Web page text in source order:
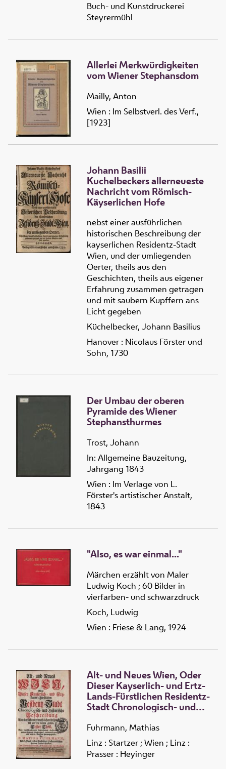
Buch- und Kunstdruckerei
Steyrermühl
Allerlei Merkwürdigkeiten
vom Wiener Stephansdom
Mailly, Anton
Wien : Im Selbstverl. des Verf.,
[1923]
Johann Basilii
Kuchelbeckers allerneueste
Nachricht vom Römisch-
Käyserlichen Hofe
nebst einer ausführlichen
historischen Beschreibung der
kayserlichen Residentz-Stadt
Wien, und der umliegenden
Oerter, theils aus den
Geschichten, theils aus eigener
Erfahrung zusammen getragen
und mit saubern Kupffern ans
Licht gegeben
Küchelbecker, Johann Basilius
Hanover : Nicolaus Förster und
Sohn, 1730
Der Umbau der oberen
Pyramide des Wiener
Stephansthurmes
Trost, Johann
In: Allgemeine Bauzeitung,
Jahrgang 1843
Wien : Im Verlage von L.
Förster's artistischer Anstalt,
1843
"Also, es war einmal..."
Märchen erzählt von Maler
Ludwig Koch ; 60 Bilder in
vierfarben- und schwarzdruck
Koch, Ludwig
Wien : Friese & Lang, 1924
Alt- und Neues Wien, Oder
Dieser Kayserlich- und Ertz-
Lands-Fürstlichen Residentz-
Stadt Chronologisch- und
Fuhrmann, Mathias
Linz : Startzer ; Wien ; Linz :
Prasser : Heyinger